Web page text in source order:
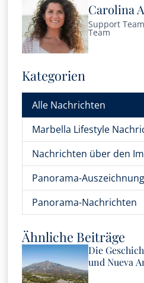
Carolina
Support
Team
Kategorien
Alle Nachrichten
Marbella Lifestyle
Nachrichten über den
Panorama-
Panorama-Nachrichten
Ähnliche Beiträge
Die
und Nueva